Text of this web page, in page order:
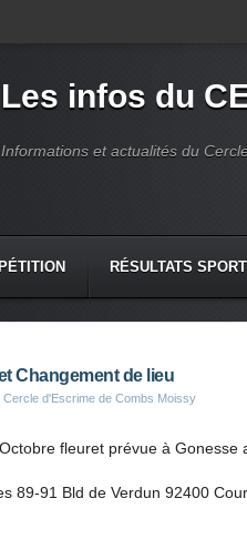
Les infos du
Informations et actualités du
RÉSULTATS
Changement de lieu
Cercle d'Escrime de Combs Moissy
fleuret prévue à Gonesse
89-91 Bld de Verdun 92400